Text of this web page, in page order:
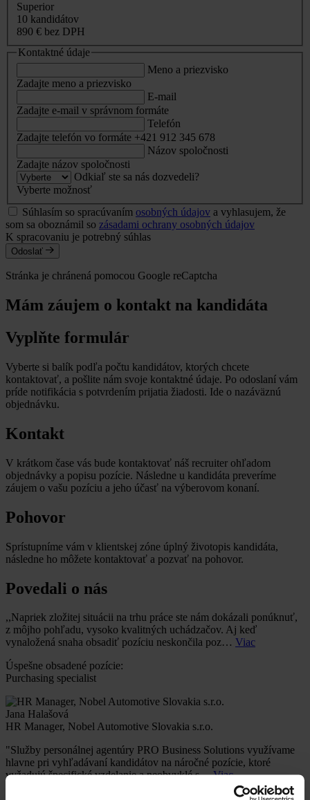
Superior
10 kandidátov
890 € bez DPH
Kontaktné údaje
Meno a priezvisko
Zadajte meno a priezvisko
E-mail
Zadajte e-mail v správnom formáte
Telefón
Zadajte telefón vo formáte +421 912 345 678
Názov spoločnosti
Zadajte názov spoločnosti
Odkiaľ ste sa nás dozvedeli?
Vyberte možnosť
Súhlasím so spracúvaním osobných údajov a vyhlasujem, že
som sa oboznámil so zásadami ochrany osobných údajov
K spracovaniu je potrebný súhlas
Odoslať
Stránka je chránená pomocou Google reCaptcha
Mám záujem o kontakt na kandidáta
Vyplňte formulár
Vyberte si balík podľa počtu kandidátov, ktorých chcete
kontaktovať, a pošlite nám svoje kontaktné údaje. Po odoslaní vám
príde notifikácia s potvrdením prijatia žiadosti. Ide o nazáväznú
objednávku.
Kontakt
V krátkom čase vás bude kontaktovať náš recruiter ohľadom
objednávky a popisu pozície. Následne u kandidáta preveríme
záujem o vašu pozíciu a jeho účasť na výberovom konaní.
Pohovor
Sprístupníme vám v klientskej zóne úplný životopis kandidáta,
následne ho môžete kontaktovať a pozvať na pohovor.
Povedali o nás
,,Napriek zložitej situácii na trhu práce ste nám dokázali ponúknuť,
z môjho pohľadu, vysoko kvalitných uchádzačov. Aj keď
vynaložená snaha obsadiť pozíciu neskončila poz… Viac
Úspešne obsadené pozície:
Purchasing specialist
Jana Halašová
HR Manager, Nobel Automotive Slovakia s.r.o.
"Služby personálnej agentúry PRO Business Solutions využívame
hlavne pri vyhľadávaní kandidátov na náročné pozície, ktoré
vyžadujú špecifické vzdelanie a neobvyklé s…Viac